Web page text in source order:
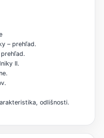
– prehľad.
II.
odlišnosti.